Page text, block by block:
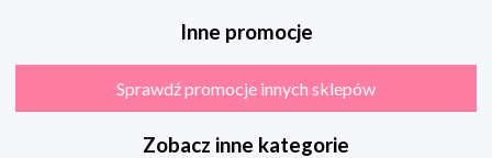
Inne promocje
Sprawdź promocje innych sklepów
Zobacz inne kategorie